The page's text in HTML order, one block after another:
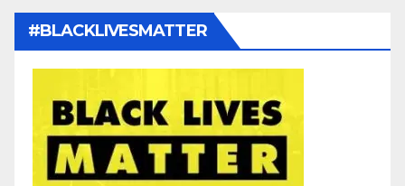
#BLACKLIVESMATTER